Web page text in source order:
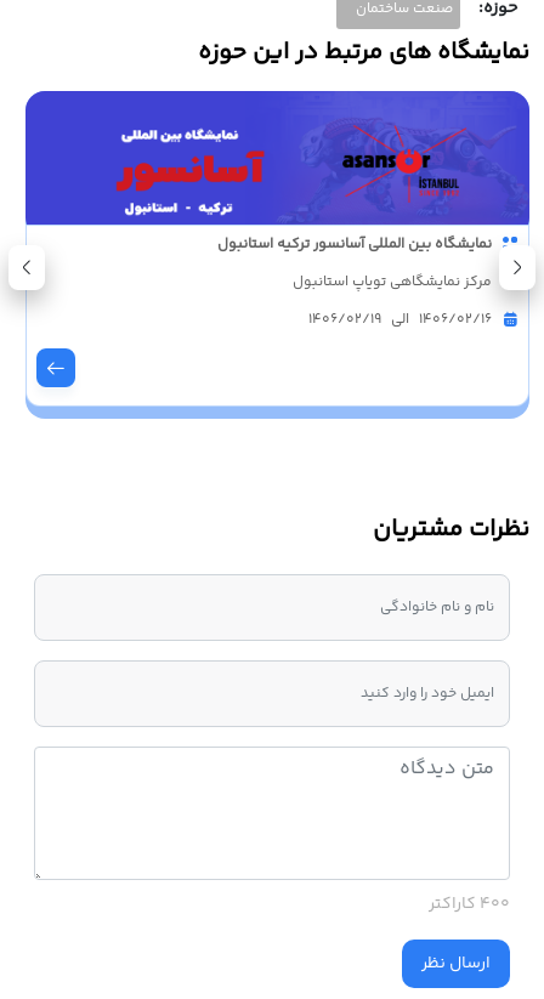
حوزه: صنعت ساختمان
نمایشگاه های مرتبط در این حوزه
نمایشگاه بین المللی آسانسور ترکیه استانبول
مرکز نمایشگاهی تویاپ استانبول
1406/02/16 الی 1406/02/19
نظرات مشتریان
400 کاراکتر
ارسال نظر